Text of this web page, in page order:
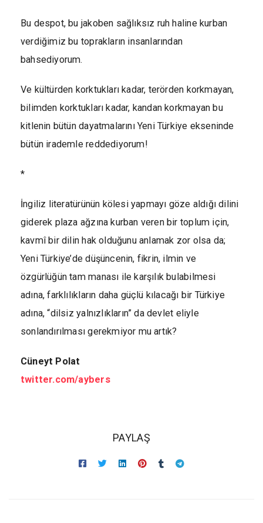
Bu despot, bu jakoben sağlıksız ruh haline kurban
verdiğimiz bu toprakların insanlarından
bahsediyorum.
Ve kültürden korktukları kadar, terörden korkmayan,
bilimden korktukları kadar, kandan korkmayan bu
kitlenin bütün dayatmalarını Yeni Türkiye ekseninde
bütün irademle reddediyorum!
*
İngiliz literatürünün kölesi yapmayı göze aldığı dilini
giderek plaza ağzına kurban veren bir toplum için,
kavmî bir dilin hak olduğunu anlamak zor olsa da;
Yeni Türkiye’de düşüncenin, fikrin, ilmin ve
özgürlüğün tam manası ile karşılık bulabilmesi
adına, farklılıkların daha güçlü kılacağı bir Türkiye
adına, “dilsiz yalnızlıkların” da devlet eliyle
sonlandırılması gerekmiyor mu artık?
Cüneyt Polat
twitter.com/aybers
PAYLAŞ